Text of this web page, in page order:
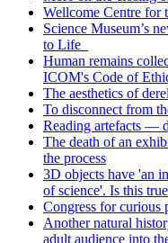
Wellcome Centre for
Science Museum’s
to Life_
Human remains
ICOM's Code of
The aesthetics of
To disconnect from
Reading artefacts —
The death of an
the process
3D objects have 'an
of science'. Is this
Congress for curious
Another natural
adult audience into